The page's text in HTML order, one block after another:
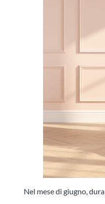
Nel mese di giugno,